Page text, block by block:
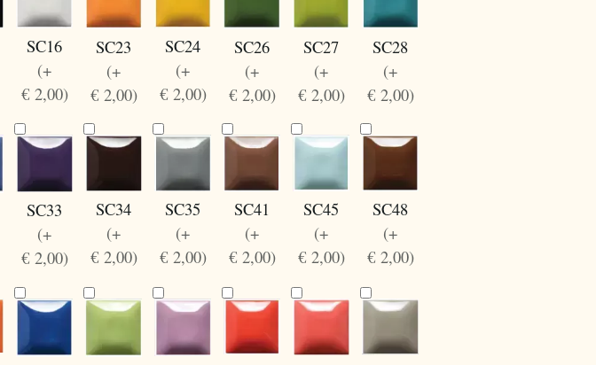
SC16
(+
€ 2,00)
SC23
(+
€ 2,00)
SC24
(+
€ 2,00)
SC26
(+
€ 2,00)
SC27
(+
€ 2,00)
SC28
(+
€ 2,00)
SC33
(+
€ 2,00)
SC34
(+
€ 2,00)
SC35
(+
€ 2,00)
SC41
(+
€ 2,00)
SC45
(+
€ 2,00)
SC48
(+
€ 2,00)